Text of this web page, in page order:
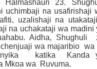
23.
uchimbaji na usafirishaji
uzalishaji na
na uchakataji wa madini
Aidha, Shughuli
wa majaribio wa
katika
Kanda
Mkoa wa
Ruvuma.